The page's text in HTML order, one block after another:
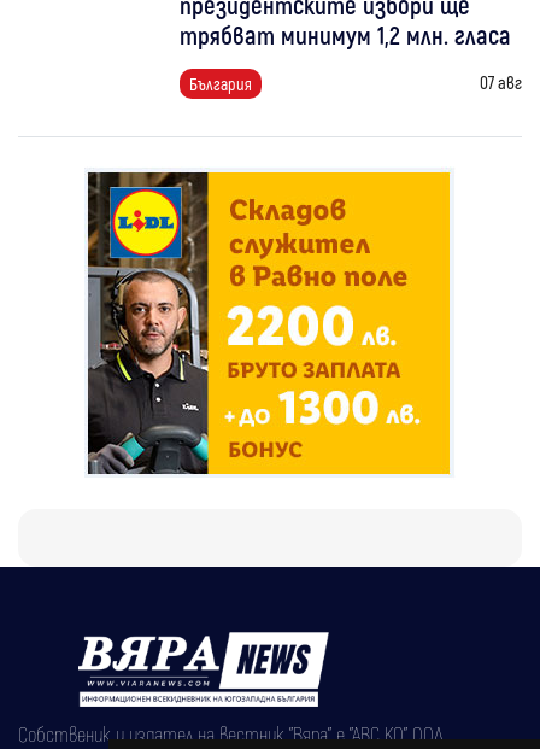
трябват минимум 1,2 млн. гласа
България 07 авг
Собственик и издател на вестник "Вяра" е "АВС КО" ООД,